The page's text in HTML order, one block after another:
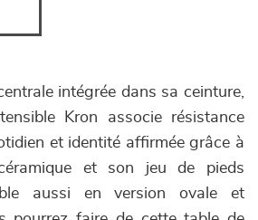
intégrée dans sa ceinture,
Kron associe résistance
et identité affirmée grâce à
et son jeu de pieds
aussi en version ovale et